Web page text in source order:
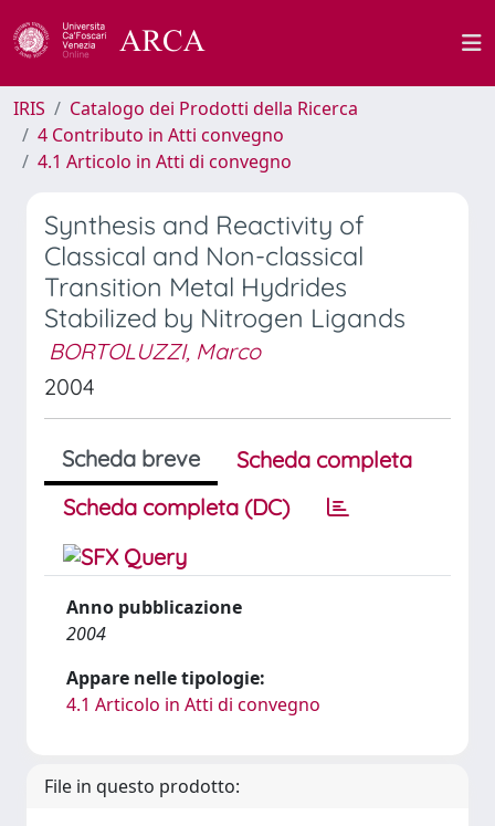
IRIS
Catalogo dei Prodotti della Ricerca
4 Contributo in Atti convegno
4.1 Articolo in Atti di convegno
Synthesis and Reactivity of
Classical and Non-classical
Transition Metal Hydrides
Stabilized by Nitrogen Ligands
BORTOLUZZI, Marco
2004
Scheda breve
Scheda completa
Scheda completa (DC)
Anno pubblicazione
2004
Appare nelle tipologie:
4.1 Articolo in Atti di convegno
File in questo prodotto: